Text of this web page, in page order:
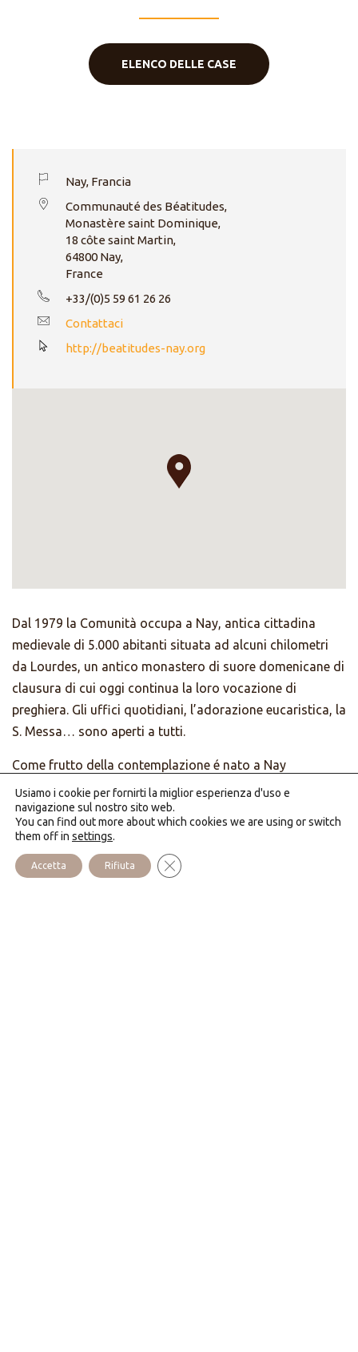
ELENCO DELLE CASE
Nay, Francia
Communauté des Béatitudes,
Monastère saint Dominique,
18 côte saint Martin,
64800 Nay,
France
+33/(0)5 59 61 26 26
Contattaci
http://beatitudes-nay.org
Dal 1979 la Comunità occupa a Nay, antica cittadina
medievale di 5.000 abitanti situata ad alcuni chilometri
da Lourdes, un antico monastero di suore domenicane di
clausura di cui oggi continua la loro vocazione di
preghiera. Gli uffici quotidiani, l’adorazione eucaristica, la
S. Messa… sono aperti a tutti.
Come frutto della contemplazione é nato a Nay
l’apostolato per le coppie, le famiglie e le persone sole; la
casa offre dei week-end, delle giornate, delle serate con
insegnamenti ed accompagnamento. Lo studio della
Parola ha un posto privilegiato.
Usiamo i cookie per fornirti la miglior esperienza d'uso e
navigazione sul nostro sito web.
You can find out more about which cookies we are using or switch
them off in settings.
Accetta Rifiuta Close GDPR Cookie Banner